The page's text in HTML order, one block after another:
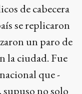
de cabecera
se replicaron
un paro de
la ciudad. Fue
que -
no solo